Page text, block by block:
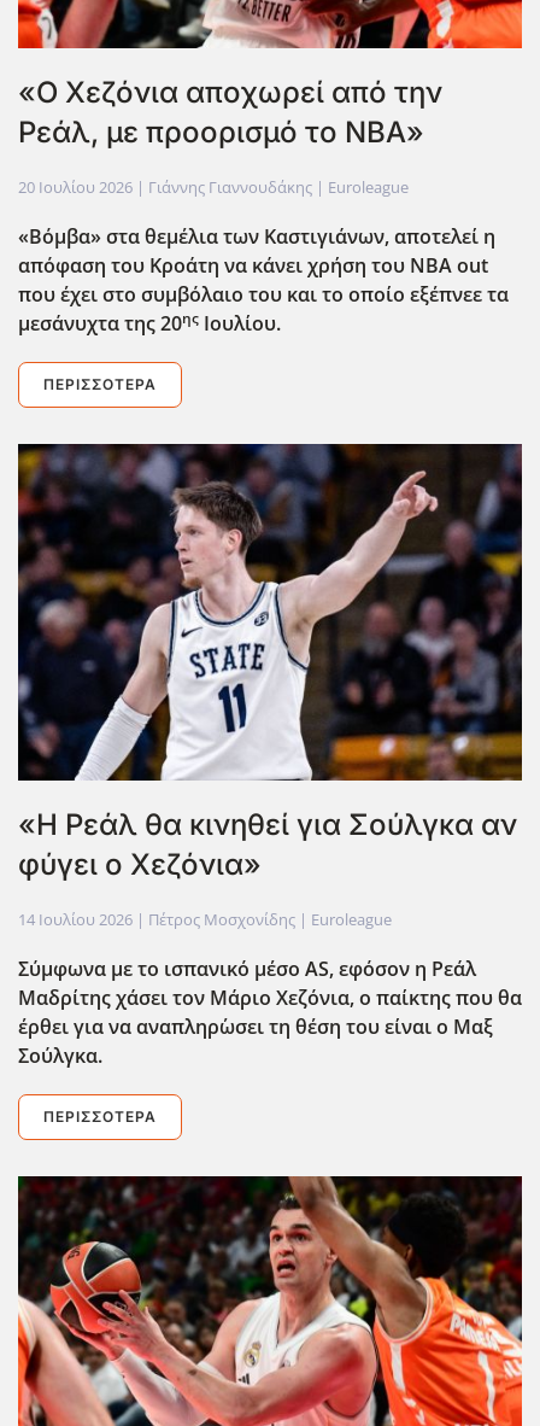
«Ο Χεζόνια αποχωρεί από την
Ρεάλ, με προορισμό το ΝΒΑ»
20 Ιουλίου 2026 | Γιάννης Γιαννουδάκης | Euroleague
«Βόμβα» στα θεμέλια των Καστιγιάνων, αποτελεί η
απόφαση του Κροάτη να κάνει χρήση του ΝΒΑ out
που έχει στο συμβόλαιο του και το οποίο εξέπνεε τα
μεσάνυχτα της 20ης Ιουλίου.
ΠΕΡΙΣΣΌΤΕΡΑ
«Η Ρεάλ θα κινηθεί για Σούλγκα αν
φύγει ο Χεζόνια»
14 Ιουλίου 2026 | Πέτρος Μοσχονίδης | Euroleague
Σύμφωνα με το ισπανικό μέσο AS, εφόσον η Ρεάλ
Μαδρίτης χάσει τον Μάριο Χεζόνια, ο παίκτης που θα
έρθει για να αναπληρ΄ωσει τη θέση του είναι ο Μαξ
Σούλγκα.
ΠΕΡΙΣΣΌΤΕΡΑ